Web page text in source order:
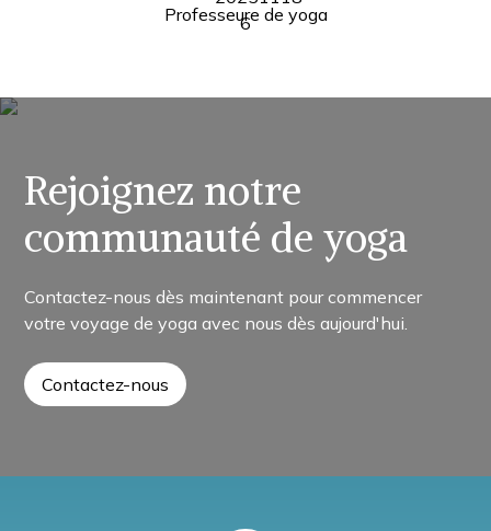
Professeure de yoga
Rejoignez notre
communauté de yoga
Contactez-nous dès maintenant pour commencer
votre voyage de yoga avec nous dès aujourd'hui.
Contactez-nous